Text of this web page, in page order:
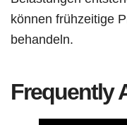
können frühzeitige
behandeln.
Frequently